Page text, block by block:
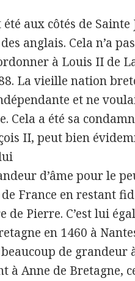
aux côtés de
anglais. Cela n’a
à Louis II de
La vieille nation
et ne
Cela a été sa
II, peut bien
d’âme pour le
France en restant
de Pierre. C’est lui
en 1460 à
de grandeur
à Anne de Bretagne,